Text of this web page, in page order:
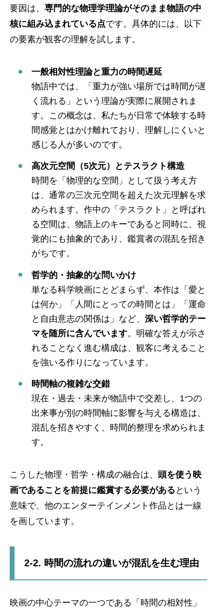
要因は、 専門的な物理学理論がそのまま物語の中
核に組み込まれている点です。具体的には、以下
の要素が観客の理解を試します。
一般相対性理論と重力の時間遅延
物語中では、「重力が強い場所では時間が遅
く流れる」という理論が実際に展開されま
す。この概念は、私たちが日常で体験する時
間感覚とはかけ離れており、理解しにくいと
感じる人が多いのです。
高次元空間（5次元）とテスラクト構造
時間を「物理的な空間」として扱う考え方
は、通常の三次元空間を超えた次元理解を求
められます。作中の「テスラクト」と呼ばれ
る空間は、物語上のキーであると同時に、視
覚的にも抽象的であり、鑑賞者の混乱を招き
がちです。
哲学的・抽象的な問いかけ
単なる科学映画にとどまらず、本作は「愛と
は何か」「人間にとっての時間とは」「運命
と自由意志の関係は」など、 深い哲学的テー
マを随所に含んでいます。明確な答えが示さ
れることなく進む構成は、観客に考えること
を強いる作りになっています。
時間軸の複雑な交錯
現在・過去・未来が物語中で交差し、1つの
出来事が別の時間軸に影響を与える構造は、
混乱を招きやすく、時間的整理を求められま
す。
こうした物理・哲学・構成の融合は、 頭を使う映
画であることを前提に鑑賞する必要がある という
意味で、他のエンターテインメント作品とは一線
を画しています。
2-2. 時間の流れの違いが混乱を生む理由
映画の中心テーマの一つである「時間の相対性」